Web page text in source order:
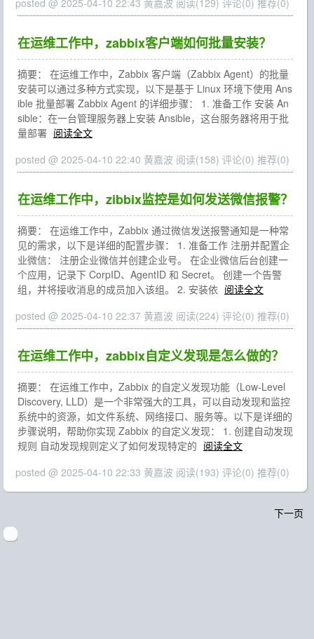
posted @ 2025-04-10 22:43 黄嘉波 阅读(129) 评论(0) 推荐(0)
在运维工作中，zabbix客户端如何批量安装？
摘要： 在运维工作中，Zabbix 客户端（Zabbix Agent）的批量
安装可以通过多种方式实现，以下是基于 Linux 环境下使用 Ans
ible 批量部署 Zabbix Agent 的详细步骤： 1. 准备工作 安装 An
sible：在一台管理服务器上安装 Ansible，这台服务器将用于批
量部署 阅读全文
posted @ 2025-04-10 22:40 黄嘉波 阅读(158) 评论(0) 推荐(0)
在运维工作中，zibbix监控是如何发送微信报警？
摘要： 在运维工作中，Zabbix 通过微信发送报警通知是一种常
见的需求，以下是详细的配置步骤： 1. 准备工作 注册并配置企
业微信： 注册企业微信并创建企业号。 在企业微信后台创建一
个应用，记录下 CorpID、AgentID 和 Secret。 创建一个告警
组，并将接收消息的成员加入该组。 2. 安装依 阅读全文
posted @ 2025-04-10 22:37 黄嘉波 阅读(224) 评论(0) 推荐(0)
在运维工作中，zabbix自定义发现是怎么做的？
摘要： 在运维工作中，Zabbix 的自定义发现功能（Low-Level
Discovery, LLD）是一个非常强大的工具，可以自动发现和监控
系统中的资源，如文件系统、网络接口、服务等。以下是详细的
步骤说明，帮助你实现 Zabbix 的自定义发现： 1. 创建自动发现
规则 自动发现规则定义了如何发现特定的 阅读全文
posted @ 2025-04-10 22:33 黄嘉波 阅读(193) 评论(0) 推荐(0)
下一页